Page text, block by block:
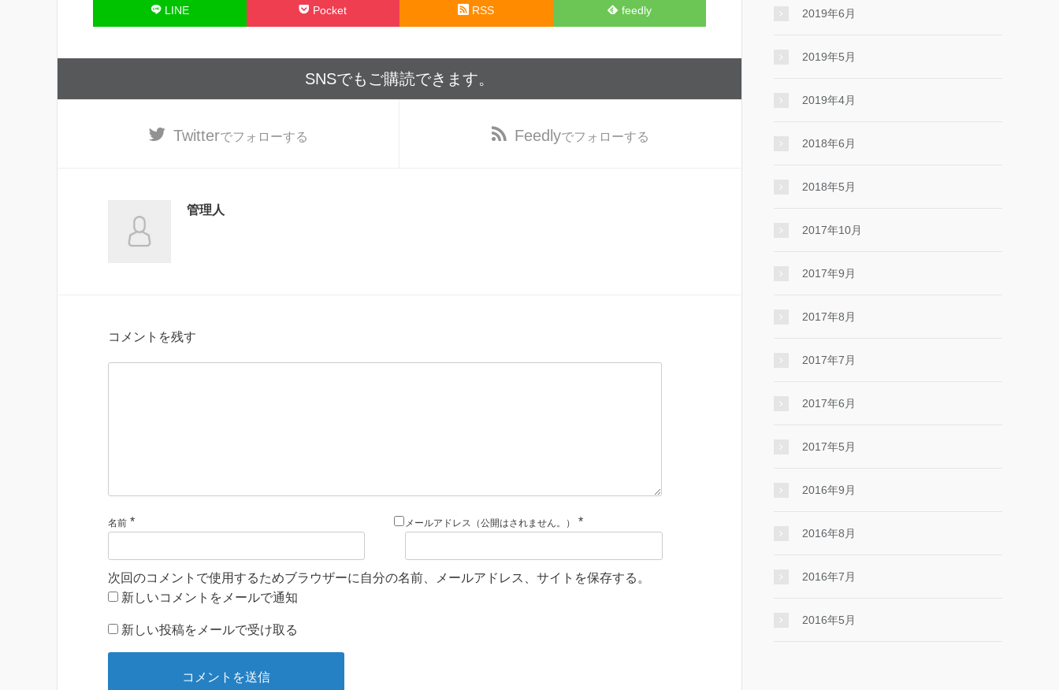
LINE Pocket RSS feedly
SNSでもご購読できます。
Twitterでフォローする Feedlyでフォローする
管理人
コメントを残す
名前 * メールアドレス（公開はされません。） *
次回のコメントで使用するためブラウザーに自分の名前、メールアドレス、サイトを保存する。
新しいコメントをメールで通知
新しい投稿をメールで受け取る
2019年6月
2019年5月
2019年4月
2018年6月
2018年5月
2017年10月
2017年9月
2017年8月
2017年7月
2017年6月
2017年5月
2016年9月
2016年8月
2016年7月
2016年5月